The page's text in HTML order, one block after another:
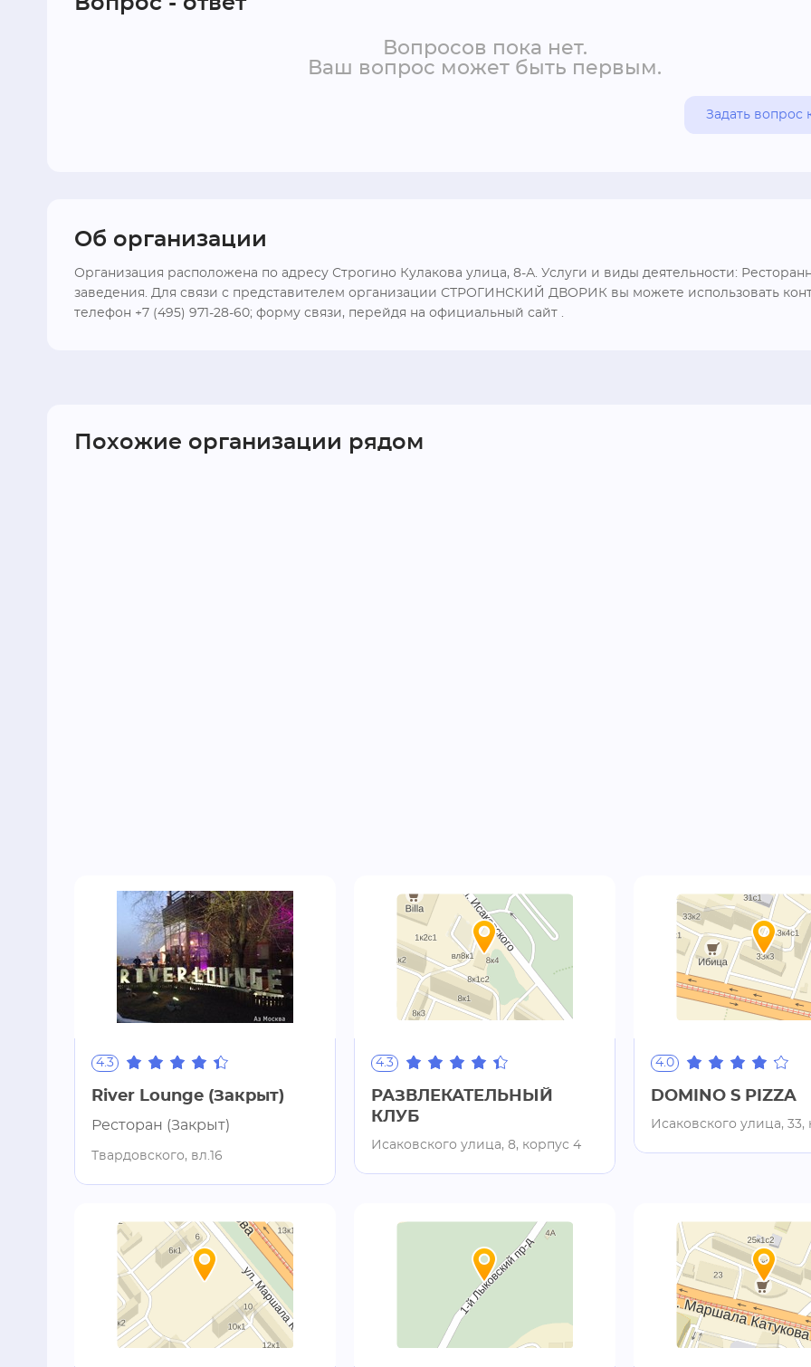
Вопросов пока нет.
Ваш вопрос может быть первым.
Задать вопрос
Об организации
Организация расположена по адресу Строгино Кулакова улица, 8-А. Услуги и виды деятельности:
заведения. Для связи с представителем организации СТРОГИНСКИЙ ДВОРИК вы можете использовать
телефон +7 (495) 971-28-60; форму связи, перейдя на официальный сайт .
Похожие организации рядом
4.3
River Lounge (Закрыт)
Ресторан (Закрыт)
Твардовского, вл.16
4.3
РАЗВЛЕКАТЕЛЬНЫЙ
КЛУБ
Исаковского улица, 8, корпус 4
4.0
DOMINO S PIZZA
Исаковского улица, 33,